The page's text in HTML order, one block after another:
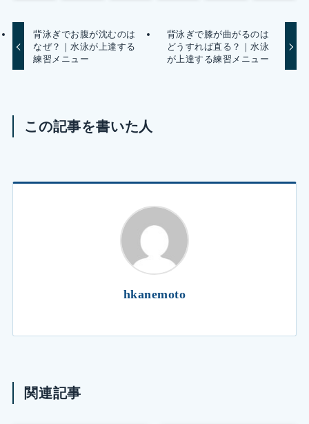
背泳ぎでお腹が沈むのは
なぜ？｜水泳が上達する
練習メニュー
背泳ぎで膝が曲がるのは
どうすれば直る？｜水泳
が上達する練習メニュー
この記事を書いた人
hkanemoto
関連記事